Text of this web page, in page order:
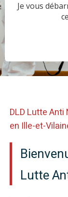
Je vous
DLD Lutte
en Ille-et-
Lutte